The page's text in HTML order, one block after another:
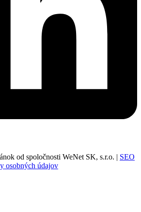
od spoločnosti WeNet SK, s.r.o. | SEO
osobných údajov